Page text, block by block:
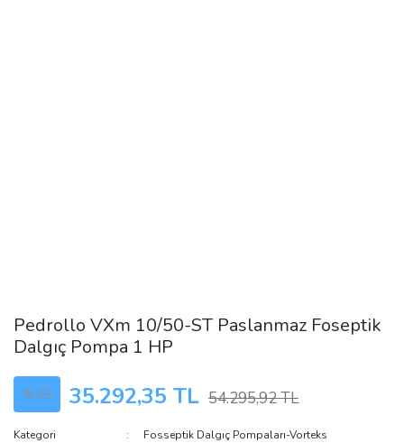
Pedrollo VXm 10/50-ST Paslanmaz Foseptik
Dalgıç Pompa 1 HP
%35 35.292,35 TL 54.295,92 TL
Kategori
Fosseptik Dalgıç Pompaları-Vorteks